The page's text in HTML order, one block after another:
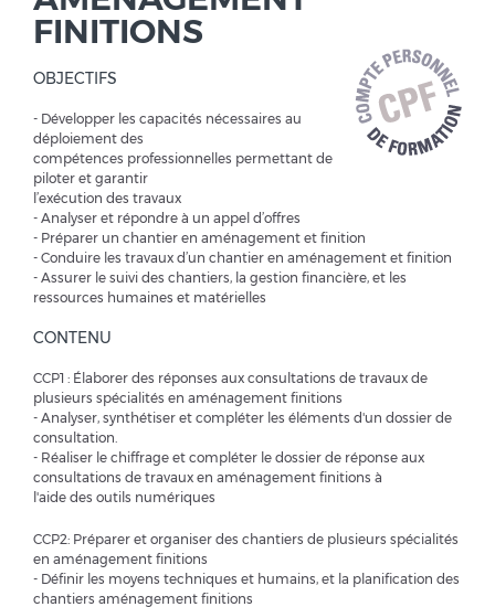
FINITIONS
OBJECTIFS
- Développer les capacités nécessaires au
déploiement des
compétences professionnelles permettant de
piloter et garantir
l’exécution des travaux
- Analyser et répondre à un appel d’offres
- Préparer un chantier en aménagement et finition
- Conduire les travaux d’un chantier en aménagement et finition
- Assurer le suivi des chantiers, la gestion financière, et les
ressources humaines et matérielles
CONTENU
CCP1 : Élaborer des réponses aux consultations de travaux de
plusieurs spécialités en aménagement finitions
- Analyser, synthétiser et compléter les éléments d'un dossier de
consultation.
- Réaliser le chiffrage et compléter le dossier de réponse aux
consultations de travaux en aménagement finitions à
l'aide des outils numériques
CCP2: Préparer et organiser des chantiers de plusieurs spécialités
en aménagement finitions
- Définir les moyens techniques et humains, et la planification des
chantiers aménagement finitions